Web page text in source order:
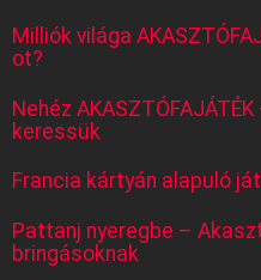
Milliók világa
ot?
Nehéz
keressük
Francia kártyán alapuló
Pattanj nyeregbe –
bringásoknak